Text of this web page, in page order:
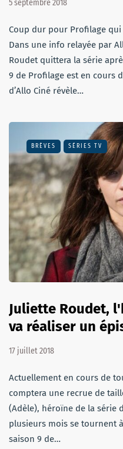
5 septembre 2018
Coup dur pour Profilage
Dans une info relayée par
Roudet quittera la série
9 de Profilage est en cours
d’Allo Ciné révèle…
BRÈVES SÉRIES TV
Juliette Roudet,
va réaliser un
17 juillet 2018
Actuellement en cours de
comptera une recrue de
(Adèle), héroïne de la série
plusieurs mois se tournent
saison 9 de…